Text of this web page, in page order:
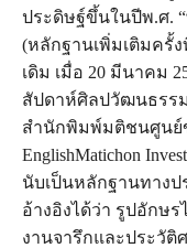
ประดิษฐ์ขึ้นในปีพ.ศ.
(หลักฐานเพิ่มเติมครั้
เดิม เมื่อ 20 มีนาคม
สัปดาห์ศิลปวัฒนธรร
สำนักพิมพ์มติชนศูนย์
EnglishMatichon
นับเป็นหลักฐานทาง
อ้างอิงได้ว่า รูปอักษ
งานจารึกและประวัติ